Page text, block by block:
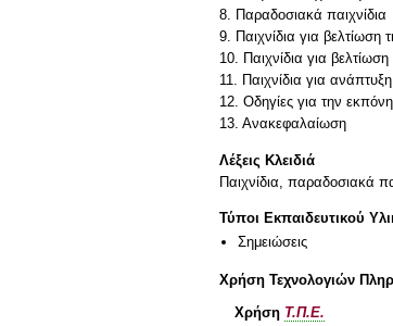
8. Παραδοσιακά παιχνίδια
9. Παιχνίδια για βελτίωση
10. Παιχνίδια για
11. Παιχνίδια για
12. Οδηγίες για την
Λέξεις Κλειδιά
Παιχνίδια, παραδοσιακά
Τύποι Εκπαιδευτικού
Σημειώσεις
Χρήση Τεχνολογιών
Χρήση Τ.Π.Ε.